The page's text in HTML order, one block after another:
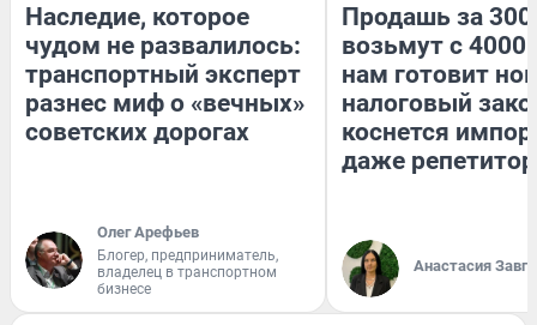
Наследие, которое
чудом не развалилось:
транспортный эксперт
разнес миф о «вечных»
советских дорогах
Олег Арефьев
Блогер, предприниматель,
владелец в транспортном
бизнесе
Продашь за
возьмут с
нам готовит
налоговый
коснется
даже
Анастасия